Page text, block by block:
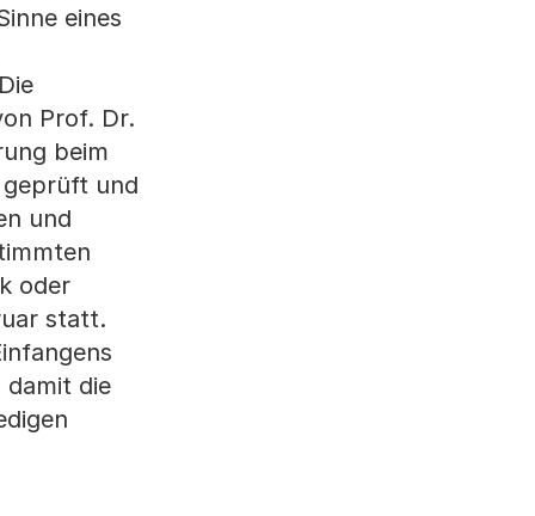
eines
Prof. Dr.
beim
geprüft und
und
oder
statt.
damit die